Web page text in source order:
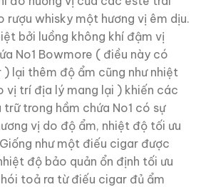
whisky một hương vị êm dịu.
bởi luồng không khí đậm vị
No1 Bowmore ( điều này có
) lại thêm độ ẩm cũng như nhiệt
vị trí địa lý mang lại ) khiến các
trong hầm chứa No1 có sự
vị do độ ẩm, nhiệt độ tối ưu
như một điếu cigar được
độ bảo quản ổn định tối ưu
toả ra từ điếu cigar đủ ẩm